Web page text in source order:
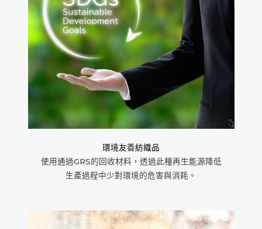
環境友善紡織品
使用通過GRS的回收材料，透過此種再生能源降低
生產過程中少對環境的危害與消耗。